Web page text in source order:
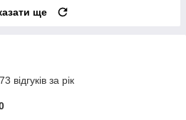
ще
відгуків за рік